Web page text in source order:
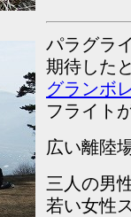
パラグラ
期待した
グランボ
フライト
広い離陸
三人の男
若い女性